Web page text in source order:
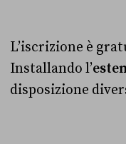
L’iscrizione è
Installando l’
disposizione